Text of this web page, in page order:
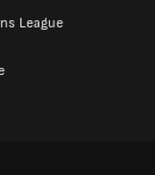
League